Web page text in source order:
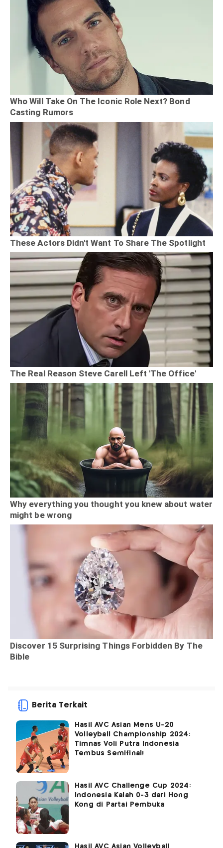
Berita Terkait
Hasil AVC Asian Mens U-20
Volleyball Championship 2024:
Timnas Voli Putra Indonesia
Tembus Semifinal!
Hasil AVC Challenge Cup 2024:
Indonesia Kalah 0-3 dari Hong
Kong di Partai Pembuka
Hasil AVC Asian Volleyball